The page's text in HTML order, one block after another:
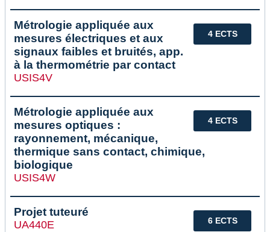
4 ECTS
Métrologie appliquée aux
mesures électriques et aux
signaux faibles et bruités, app.
à la thermométrie par contact
USIS4V
4 ECTS
Métrologie appliquée aux
mesures optiques :
rayonnement, mécanique,
thermique sans contact, chimique,
biologique
USIS4W
6 ECTS
Projet tuteuré
UA440E